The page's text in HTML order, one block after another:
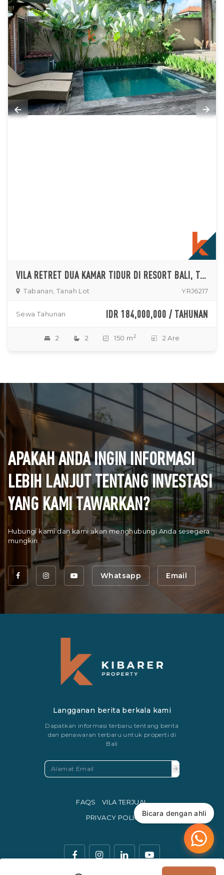
VILA RETRET DUA KAMAR TIDUR DI RESORT BALI, TABANAN
Tabanan, Tanah Lot YRJ6217
Sewa Tahunan IDR 184,000,000 / TAHUNAN
2 2 150 m 2 2 Are
APAKAH ANDA INGIN INFORMASI
LEBIH LANJUT TENTANG INVESTASI
YANG KAMI TAWARKAN?
Hubungi kami dan kami akan menghubungi Anda sesegera
mungkin.
Whatsapp Email
Langganan berita berkala kami
Dapatkan informasi terbaru tentang berita
dan penawaran terbaru untuk properti di
Bali
FAQS
VILA TERJUAL
PRIVACY POLICYBicara dengan ahli